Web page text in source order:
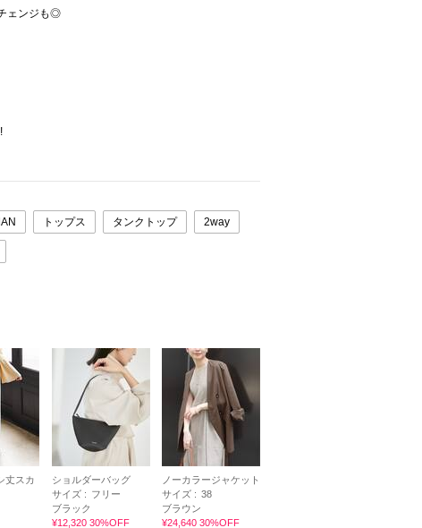
ェンジも◎
トップス タンクトップ 2way
丈スカ
ショルダーバッグ
サイズ : フリー
ブラック
¥12,320 30%OFF
ノーカラージャケット
サイズ : 38
ブラウン
¥24,640 30%OFF